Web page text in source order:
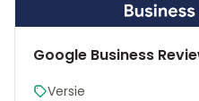
Google Business
Versie